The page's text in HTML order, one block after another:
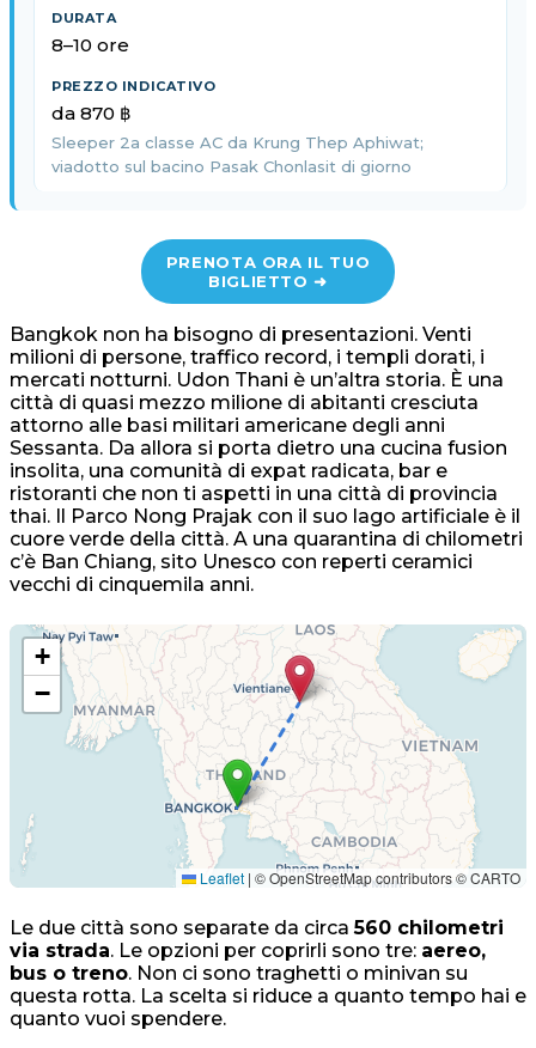
8–10 ore
da 870 ฿
Sleeper 2a classe AC da Krung Thep Aphiwat;
viadotto sul bacino Pasak Chonlasit di giorno
PRENOTA ORA IL TUO
BIGLIETTO ➜
Bangkok non ha bisogno di presentazioni. Venti
milioni di persone, traffico record, i templi dorati, i
mercati notturni. Udon Thani è un’altra storia. È una
città di quasi mezzo milione di abitanti cresciuta
attorno alle basi militari americane degli anni
Sessanta. Da allora si porta dietro una cucina fusion
insolita, una comunità di expat radicata, bar e
ristoranti che non ti aspetti in una città di provincia
thai. Il Parco Nong Prajak con il suo lago artificiale è il
cuore verde della città. A una quarantina di chilometri
c’è Ban Chiang, sito Unesco con reperti ceramici
vecchi di cinquemila anni.
+
−
Leaflet | © OpenStreetMap contributors © CARTO
Le due città sono separate da circa560 chilometri
via strada. Le opzioni per coprirli sono tre: aereo,
bus o treno. Non ci sono traghetti o minivan su
questa rotta. La scelta si riduce a quanto tempo hai e
quanto vuoi spendere.